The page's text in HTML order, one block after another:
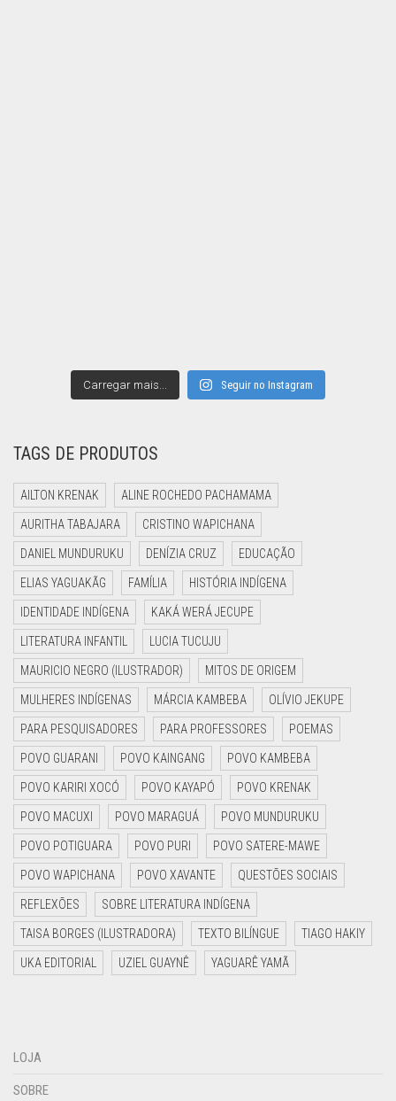
Carregar mais... Seguir no Instagram
TAGS DE PRODUTOS
AILTON KRENAK ALINE ROCHEDO PACHAMAMA
AURITHA TABAJARA CRISTINO WAPICHANA
DANIEL MUNDURUKU DENÍZIA CRUZ EDUCAÇÃO
ELIAS YAGUAKÃG FAMÍLIA HISTÓRIA INDÍGENA
IDENTIDADE INDÍGENA KAKÁ WERÁ JECUPE
LITERATURA INFANTIL LUCIA TUCUJU
MAURICIO NEGRO (ILUSTRADOR) MITOS DE ORIGEM
MULHERES INDÍGENAS MÁRCIA KAMBEBA OLÍVIO JEKUPE
PARA PESQUISADORES PARA PROFESSORES POEMAS
POVO GUARANI POVO KAINGANG POVO KAMBEBA
POVO KARIRI XOCÓ POVO KAYAPÓ POVO KRENAK
POVO MACUXI POVO MARAGUÁ POVO MUNDURUKU
POVO POTIGUARA POVO PURI POVO SATERE-MAWE
POVO WAPICHANA POVO XAVANTE QUESTÕES SOCIAIS
REFLEXÕES SOBRE LITERATURA INDÍGENA
TAISA BORGES (ILUSTRADORA) TEXTO BILÍNGUE TIAGO HAKIY
UKA EDITORIAL UZIEL GUAYNÊ YAGUARÊ YAMÃ
LOJA
SOBRE